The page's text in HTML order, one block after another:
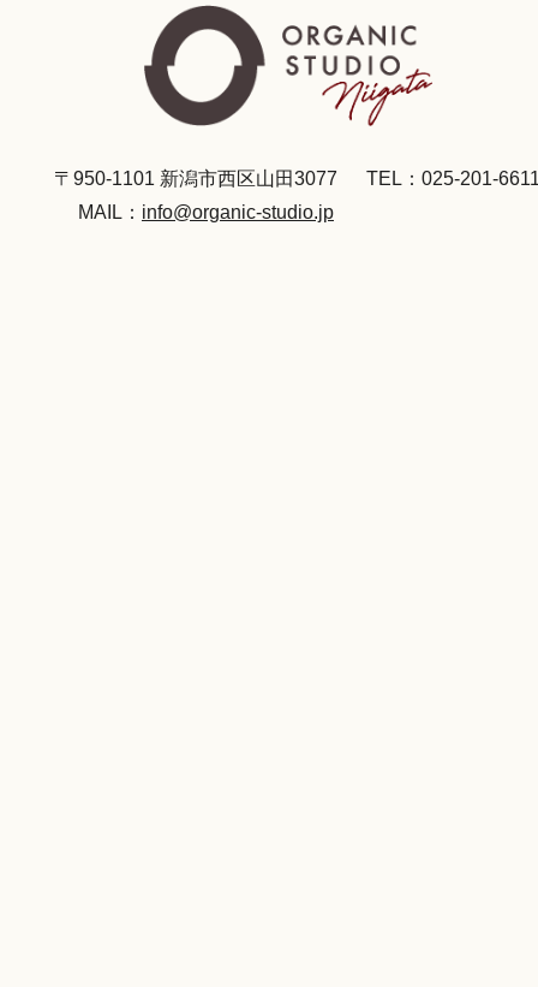
〒950-1101 新潟市西区山田3077
TEL：025-201-
MAIL： info@organic-studio.jp